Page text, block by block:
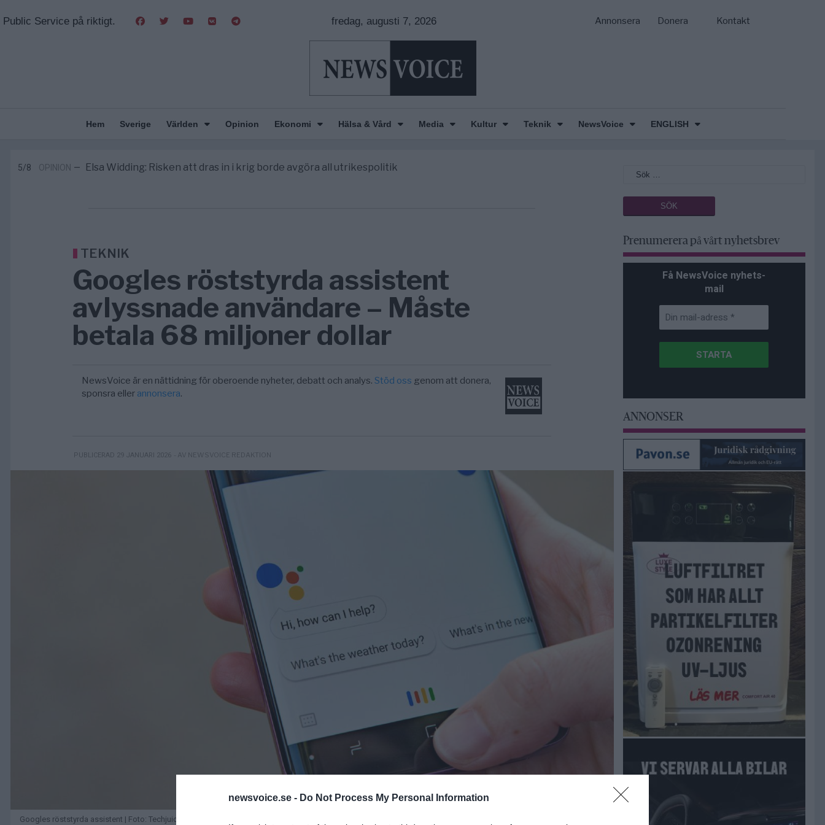
newsvoice.se - Do Not Process My Personal Information
Public Service på riktigt. fredag, augusti 7, 2026 Annonsera Donera Kontakt
Hem Sverige Världen Opinion Ekonomi Hälsa & Vård Media Kultur Teknik NewsVoice
ENGLISH
5/8 OPINION — Elsa Widding: Risken att dras in i krig borde avgöra all utrikespolitik
TEKNIK
Googles röststyrda assistent
avlyssnade användare – Måste
betala 68 miljoner dollar
NewsVoice är en nättidning för oberoende nyheter, debatt och analys.Stöd oss genom att donera,
sponsra eller annonsera.
PUBLICERAD 29 JANUARI 2026 - AV NEWSVOICE REDAKTION
Googles röststyrda assistent | Foto: Techjuice.pk
Prenumerera på vårt nyhetsbrev
Få NewsVoice nyhets-
mail
ANNONSER